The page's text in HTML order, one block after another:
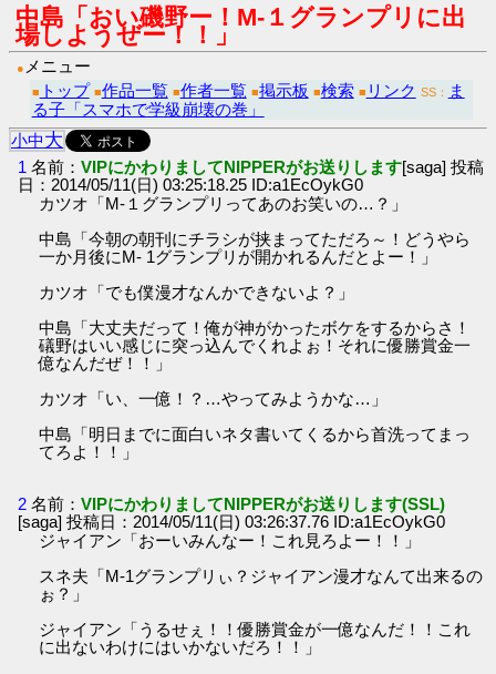
中島「おい磯野ー！M-１グランプリに出
場しようぜー！！」
● メニュー
■ トップ ■作品一覧 ■作者一覧 ■掲示板 ■検索 ■ リンク SS：
ま
る子「スマホで学級崩壊の巻」
小中大
1 名前：VIPにかわりましてNIPPERがお送りします[saga] 投稿
日：2014/05/11(日) 03:25:18.25 ID:a1EcOykG0
カツオ「M-１グランプリってあのお笑いの…？」
中島「今朝の朝刊にチラシが挟まってただろ～！どうやら
一か月後にM- 1グランプリが開かれるんだとよー！」
カツオ「でも僕漫才なんかできないよ？」
中島「大丈夫だって！俺が神がかったボケをするからさ！
礒野はいい感じに突っ込んでくれよぉ！それに優勝賞金一
億なんだぜ！！」
カツオ「い、一億！？…やってみようかな…」
中島「明日までに面白いネタ書いてくるから首洗ってまっ
てろよ！！」
2 名前：VIPにかわりましてNIPPERがお送りします(SSL)
[saga] 投稿日：2014/05/11(日) 03:26:37.76 ID:a1EcOykG0
ジャイアン「おーいみんなー！これ見ろよー！！」
スネ夫「M-1グランプリぃ？ジャイアン漫才なんて出来るの
ぉ？」
ジャイアン「うるせぇ！！優勝賞金が一億なんだ！！これ
に出ないわけにはいかないだろ！！」